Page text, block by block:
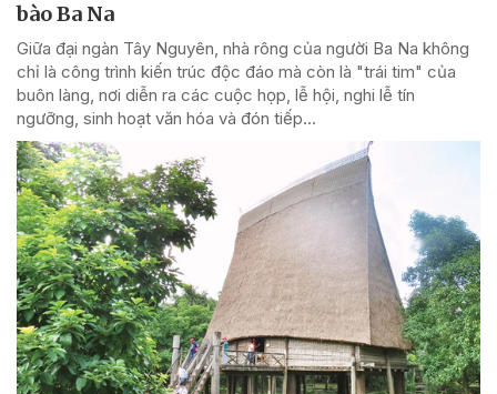
bào Ba Na
Giữa đại ngàn Tây Nguyên, nhà rông của người Ba Na không
chỉ là công trình kiến trúc độc đáo mà còn là "trái tim" của
buôn làng, nơi diễn ra các cuộc họp, lễ hội, nghi lễ tín
ngưỡng, sinh hoạt văn hóa và đón tiếp...